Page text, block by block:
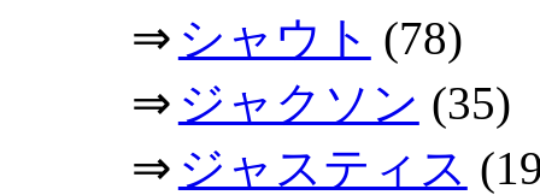
⇒ シャウト (78)
⇒ ジャクソン (35)
⇒ ジャスティス